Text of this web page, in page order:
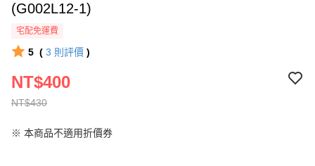
(G002L12-1)
宅配免運費
5 ( 3 則評價 )
NT$430
NT$400
※ 本商品不適用折價券